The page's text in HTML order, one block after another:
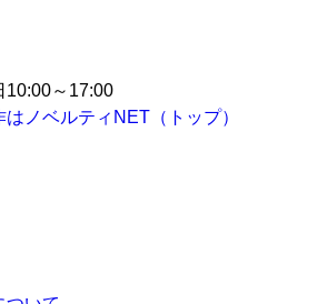
～17:00
ノベルティNET（トップ）